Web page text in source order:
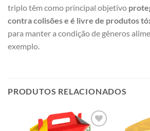
triplo têm como principal objetivo
contra colisões e é livre de produtos
para manter a condição de gêneros
exemplo.
PRODUTOS RELACIONADOS